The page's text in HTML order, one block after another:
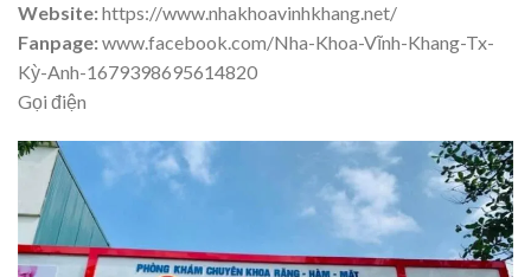
Website:https://www.nhakhoavinhkhang.net/
Fanpage:www.facebook.com/Nha-Khoa-Vĩnh-Khang-Tx-
Kỳ-Anh-1679398695614820
Gọi điện